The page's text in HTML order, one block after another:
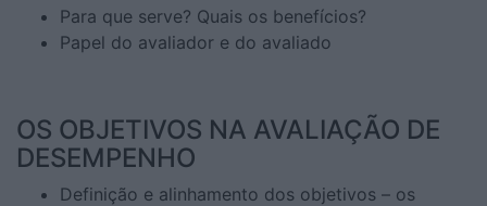
Para que serve? Quais os benefícios?
Papel do avaliador e do avaliado
OS OBJETIVOS NA AVALIAÇÃO DE
DESEMPENHO
Definição e alinhamento dos objetivos – os